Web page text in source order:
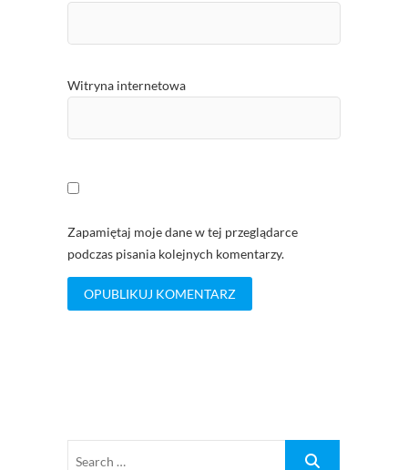
Witryna internetowa
Zapamiętaj moje dane w tej przeglądarce
podczas pisania kolejnych komentarzy.